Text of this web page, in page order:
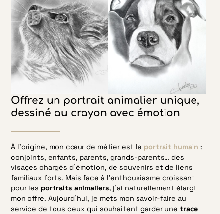
Offrez un portrait animalier unique,
dessiné au crayon avec émotion
À l’origine, mon cœur de métier est le portrait humain :
conjoints, enfants, parents, grands-parents… des
visages chargés d’émotion, de souvenirs et de liens
familiaux forts. Mais face à l’enthousiasme croissant
pour les portraits animaliers,j’ai naturellement élargi
mon offre. Aujourd’hui, je mets mon savoir-faire au
service de tous ceux qui souhaitent garder une trace